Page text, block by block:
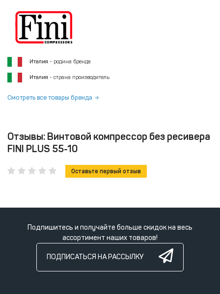
Италия - родина бренда
Италия - страна производитель
Смотреть все товары бренда
Отзывы: Винтовой компрессор без ресивера
FINI PLUS 55-10
Оставьте первый отзыв
Подпишитесь и получайте больше скидок на весь
ассортимент наших товаров!
ПОДПИСАТЬСЯ НА РАССЫЛКУ